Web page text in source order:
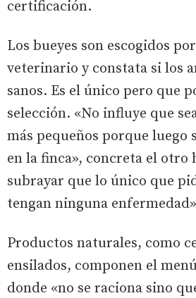
certificación.
Los bueyes son escogidos
veterinario y constata si los
sanos. Es el único pero que
selección. «No influye que
más pequeños porque luego
en la finca», concreta el otro
subrayar que lo único que
tengan ninguna
Productos naturales, como
ensilados, componen el
donde «no se raciona sino